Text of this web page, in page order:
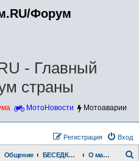
Форум
- Главный
страны
МотоНовости Мотоаварии
Вход
Регистрация
Общение БЕСЕДКА- БОЛТАЛКА О машинах